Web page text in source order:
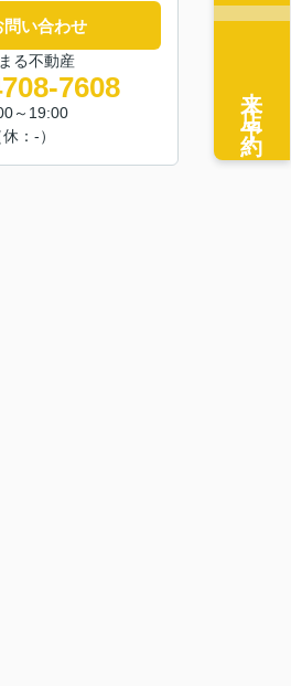
問い合わせ
る不動産
7608
～19:00
休：-）
来店予約